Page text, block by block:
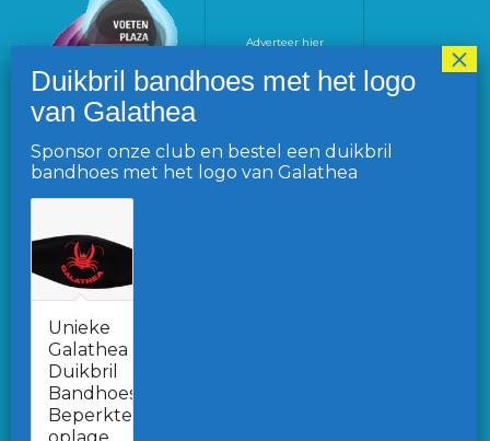
Adverteer hier
VOLG ONS OP FACEBOOK
Ga naar de Facebook pagina
Word lid van onze Facebook-gemeenschap
Sponsor onze club en bestel een duikbril
bandhoes met het logo van Galathea
Unieke
Galathea
Duikbril
Bandhoes.
Beperkte